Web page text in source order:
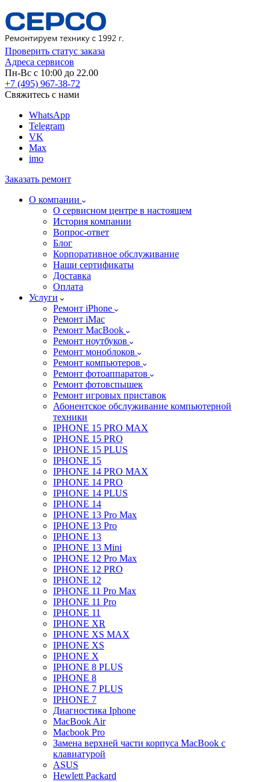
Проверить статус заказа
Адреса сервисов
Пн-Вс с 10:00 до 22.00
+7 (495) 967-38-72
Свяжитесь с нами
WhatsApp
Telegram
VK
Max
imo
Заказать ремонт
О компании
О сервисном центре в настоящем
История компании
Вопрос-ответ
Блог
Корпоративное обслуживание
Наши сертификаты
Доставка
Оплата
Услуги
Ремонт iPhone
Ремонт iMac
Ремонт MacBook
Ремонт ноутбуков
Ремонт моноблоков
Ремонт компьютеров
Ремонт фотоаппаратов
Ремонт фотовспышек
Ремонт игровых приставок
Абонентское обслуживание компьютерной
техники
IPHONE 15 PRO MAX
IPHONE 15 PRO
IPHONE 15 PLUS
IPHONE 15
IPHONE 14 PRO MAX
IPHONE 14 PRO
IPHONE 14 PLUS
IPHONE 14
IPHONE 13 Pro Max
IPHONE 13 Pro
IPHONE 13
IPHONE 13 Mini
IPHONE 12 Pro Max
IPHONE 12 PRO
IPHONE 12
IPHONE 11 Pro Max
IPHONE 11 Pro
IPHONE 11
IPHONE XR
IPHONE XS MAX
IPHONE XS
IPHONE X
IPHONE 8 PLUS
IPHONE 8
IPHONE 7 PLUS
IPHONE 7
Диагностика Iphone
MacBook Air
Macbook Pro
Замена верхней части корпуса MacBook с
клавиатурой
ASUS
Hewlett Packard